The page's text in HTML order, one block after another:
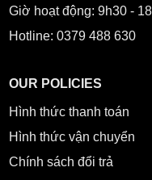
Giờ hoạt động: 9h30 -
Hotline: 0379 488 630
OUR POLICIES
Hình thức thanh toán
Hình thức vận chuyển
Chính sách đổi trả